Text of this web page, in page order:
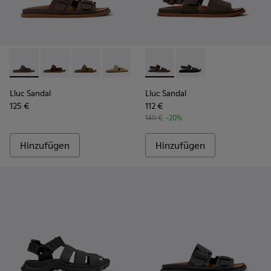
Lluc Sandal - K101091-002 - Braune Ledersandalen für
Lluc Sandal - K101091-005
Lluc Sandal - K101091-004
Lluc Sandal - K101091-003
Lluc Sandal - K101091-001 -
Lluc Sandal
125 €
Hinzufügen
Lluc Sandal - K101092-002
Lluc Sandal -
Lluc Sandal
112 €
140 € -20%
Hinzufügen